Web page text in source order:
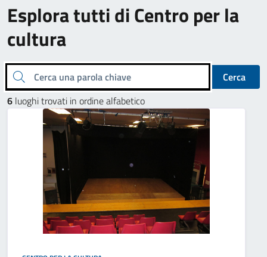
Esplora tutti di Centro per la
cultura
Cerca una parola chiave
Cerca
6 luoghi trovati in ordine alfabetico